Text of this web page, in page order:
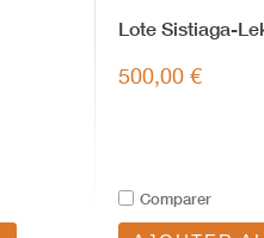
Lote Sistiaga-
500,00 €
Comparer